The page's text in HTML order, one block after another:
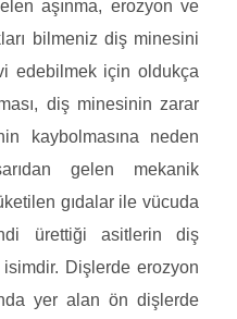
aşınma, erozyon ve
bilmeniz diş minesini
edebilmek için oldukça
diş minesinin zarar
kaybolmasına neden
gelen mekanik
gıdalar ile vücuda
ürettiği asitlerin diş
Dişlerde erozyon
yer alan ön dişlerde